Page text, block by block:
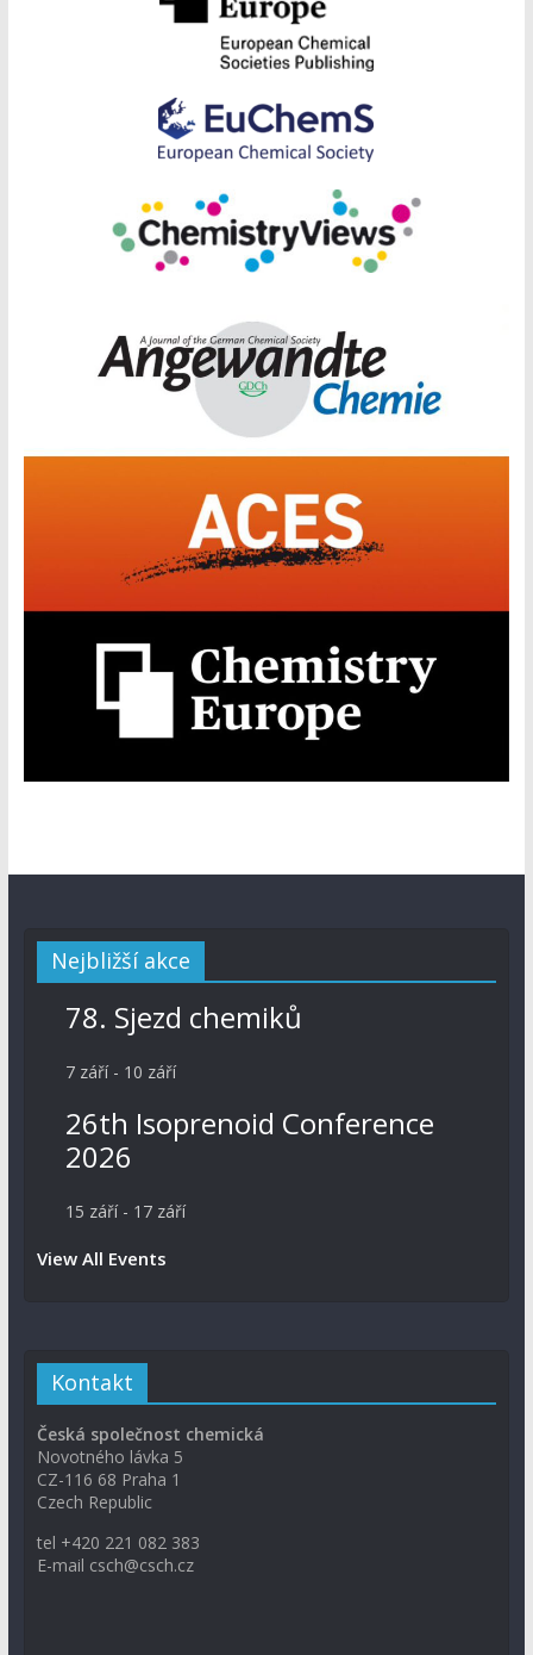
Nejbližší akce
78. Sjezd chemiků
7 září- 10 září
26th Isoprenoid Conference
2026
15 září- 17 září
View All Events
Kontakt
Česká společnost chemická
Novotného lávka 5
CZ-116 68 Praha 1
Czech Republic
tel +420 221 082 383
E-mail csch@csch.cz